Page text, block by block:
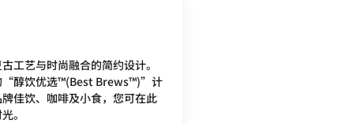
工艺与时尚融合的简约设计。
“醇饮优选™(Best Brews™)”计
佳饮、咖啡及小食，您可在此
。